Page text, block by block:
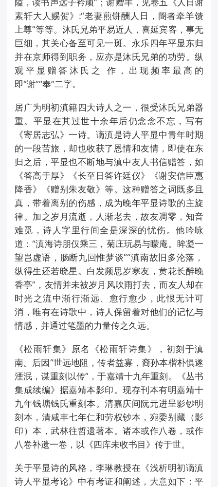
隘，读书声远子衿顽”；谢赠羊，见卷五《人日谢
素轩大人赐贺》:“老妻煎饼酬人日，阍者牵羊馈
上尊”等等。沐氏兄弟平易近人，喜延宾客，事无
巨细，其关心备至可见一斑。永乐四年平显东归
并在京师得到职务，应亦是沐氏兄弟的功劳。纵
观平显赠答沐氏之 作，出现频率最高的
即“谢”“奉”二字。
居广为明初滇籍四大诗人之一，很受沐氏兄弟器
重。平显在其过世十余年后仍念念不忘，写有
《寄居志弘》一诗。谪滇是诗人平显中青年时期
的一段苦旅，却也收获了恩情和友情，即使在东
归之后，平显也不断地与滇中友人书信赠答，如
《答高于厚》《长至日答许廷仪》《谢安信臣惠
降香》《赠别朱友敬》等。这种赠答之词既多且
真，带着离别的伤感，成为晚年平显诗歌的主旋
律。加之岁月流逝，人渐老去，故友凋零，知音
难觅，诗人字里行间全是深深的忧伤。他吟咏
道：“滇海诗朋仅乘三，菊庄玩易与矇庵。眸凝一
望岂虚语，肠断九回惟梦谈”“滇南故旧多沦落，
纵得生还若晓星。白发频思岁寒友，黄花长醉晚
香亭”，友情并未被岁月风吹雨打去，而友人却在
时光之流中渐行渐远、愈行愈少，此恨无计可
消，唯有在诗歌中，诗人保留着对他们的记忆与
情感，并通过笔墨的力量传之久远。
《松雨轩集》原名《松雨轩诗集》，初刻于滇
南。后因“世远地阻，传者益寡，裔孙本楷朴惧遂
湮泯，谋重刻以传”，于嘉靖十九年重刻。《丛书
集成续编》据嘉靖本影印。现存刊本有明嘉靖十
九年钱塘钱氏重刻本。清嘉庆间阮元进呈影钞明
刻本，清咸丰七年仁和劳权钞本，宛委别藏（影
印）本，武林往哲遗著本。诸本或作八卷，或作
八卷补遗一卷，以《四库未收书目》传于世。
关于平显诗的风格，李琳教授在《浅析明初谪滇
诗人平显考论》中有考证和阐述，大意如下：平